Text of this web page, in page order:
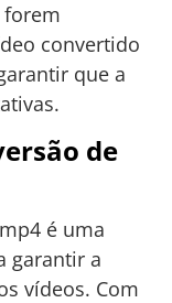
forem
convertido
que a
de
é uma
garantir a
vídeos. Com